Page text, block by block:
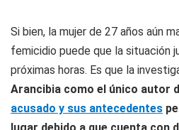
Si bien, la mujer de 27 años aún
femicidio puede que la situación
próximas horas. Es que la
Arancibia como el único autor
acusado y sus antecedentes